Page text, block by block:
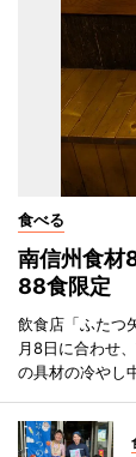
食べる
南信州食
88食限定
飲食店「ふたつ
月8日に合わせ
の具材の冷やし